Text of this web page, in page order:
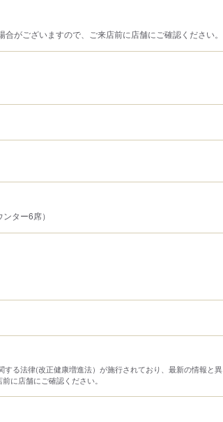
がございますので、ご来店前に店舗にご確認ください。
ター6席）
する法律(改正健康増進法）が施行されており、最新の情報と異
に店舗にご確認ください。